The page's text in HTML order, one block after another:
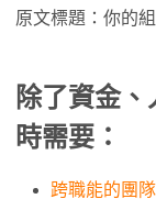
原文標題：你的
除了資金
時需要：
跨職能的團隊